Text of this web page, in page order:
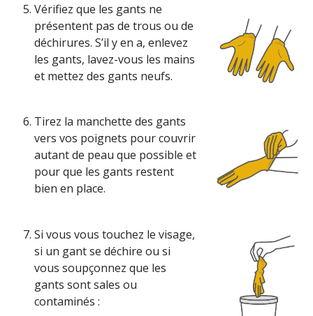
Vérifiez que les gants ne
présentent pas de trous ou de
déchirures. S’il y en a, enlevez
les gants, lavez-vous les mains
et mettez des gants neufs.
Tirez la manchette des gants
vers vos poignets pour couvrir
autant de peau que possible et
pour que les gants restent
bien en place.
Si vous vous touchez le visage,
si un gant se déchire ou si
vous soupçonnez que les
gants sont sales ou
contaminés :